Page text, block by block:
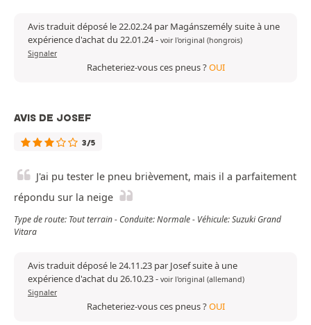
Avis traduit déposé le 22.02.24 par Magánszemély suite à une
expérience d'achat du 22.01.24- voir l'original (hongrois)
Signaler
Racheteriez-vous ces pneus ?OUI
AVIS DE JOSEF
3/5
J'ai pu tester le pneu brièvement, mais il a parfaitement
répondu sur la neige
Type de route: Tout terrain - Conduite: Normale - Véhicule: Suzuki Grand
Vitara
Avis traduit déposé le 24.11.23 par Josef suite à une
expérience d'achat du 26.10.23- voir l'original (allemand)
Signaler
Racheteriez-vous ces pneus ?OUI